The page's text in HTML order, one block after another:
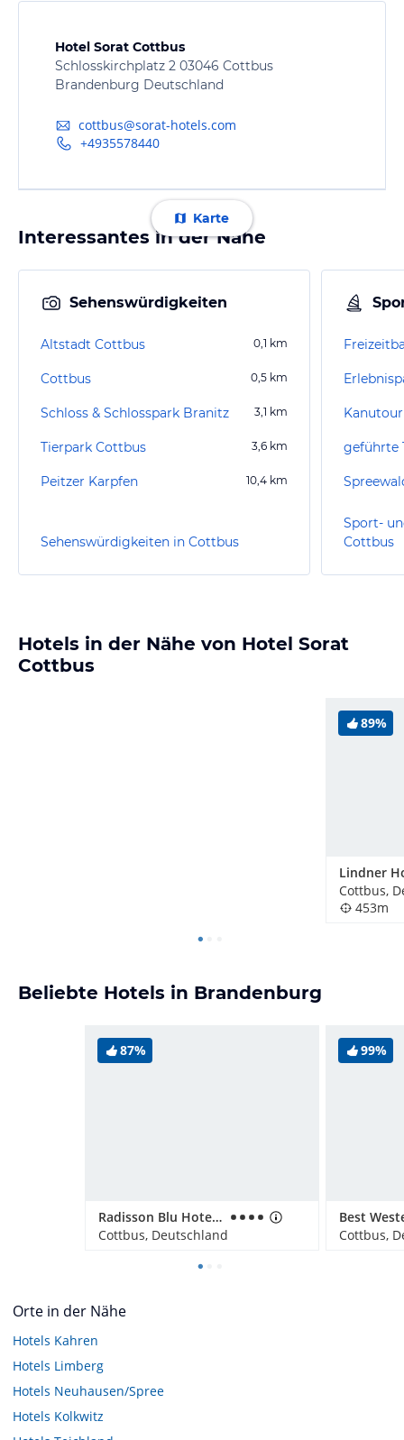
Hotel Sorat Cottbus
Schlosskirchplatz 2 03046 Cottbus
Brandenburg Deutschland
cottbus@sorat-hotels.com
+4935578440
Karte
Interessantes in der Nähe
Sehenswürdigkeiten
Altstadt Cottbus 0,1 km
Cottbus 0,5 km
Schloss & Schlosspark Branitz 3,1 km
Tierpark Cottbus 3,6 km
Peitzer Karpfen 10,4 km
Sehenswürdigkeiten in Cottbus
Sport-
Cottbus
Hotels in der Nähe von Hotel Sorat
Cottbus
89%
Cottbus,
453m
Beliebte Hotels in Brandenburg
87%
Radisson Blu Hotel Cottbus
Cottbus, Deutschland
99%
Cottbus,
Orte in der Nähe
Hotels Kahren
Hotels Limberg
Hotels Neuhausen/Spree
Hotels Kolkwitz